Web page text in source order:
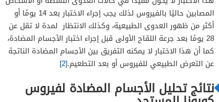
المصابين حاليًا بالفيروس لذلك يجب إجراء الاختبار بعد 14 يومًا أو
أكثر من ظهور العدوى الطبيعية، وكذلك الانتظار لمدة لا تقل عن
28 يومًا بعد جرعة اللقاح الأولى قبل إجراء اختبار الأجسام المضادة،
كما أن هذا الاختبار لا يمكنه التفريق بين الأجسام المضادة الناتجة
عن التعرض الطبيعي للفيروس أو بعد التطعيم.[2]
نتائج تحليل الأجسام المضادة لفيروس